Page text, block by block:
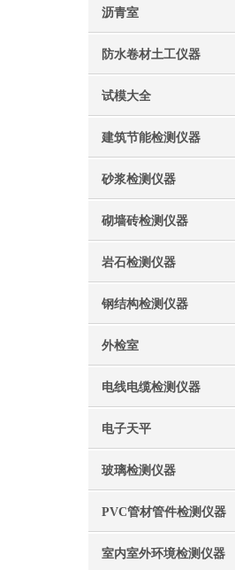
沥青室
防水卷材土工仪器
试模大全
建筑节能检测仪器
砂浆检测仪器
砌墙砖检测仪器
岩石检测仪器
钢结构检测仪器
外检室
电线电缆检测仪器
电子天平
玻璃检测仪器
PVC管材管件检测仪器
室内室外环境检测仪器